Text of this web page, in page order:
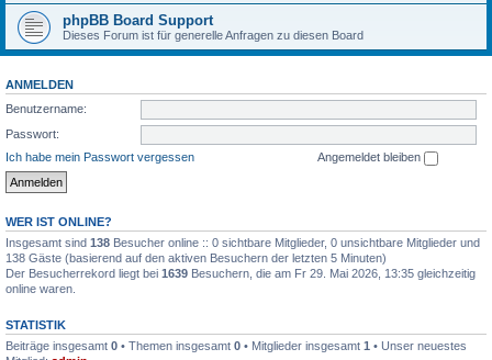
phpBB Board Support
Dieses Forum ist für generelle Anfragen zu diesen Board
ANMELDEN
Benutzername:
Passwort:
Ich habe mein Passwort vergessen
Angemeldet bleiben
WER IST ONLINE?
Insgesamt sind 138 Besucher online :: 0 sichtbare Mitglieder, 0 unsichtbare Mitglieder und
138 Gäste (basierend auf den aktiven Besuchern der letzten 5 Minuten)
Der Besucherrekord liegt bei 1639 Besuchern, die am Fr 29. Mai 2026, 13:35 gleichzeitig
online waren.
STATISTIK
Beiträge insgesamt 0 • Themen insgesamt 0 • Mitglieder insgesamt 1 • Unser neuestes